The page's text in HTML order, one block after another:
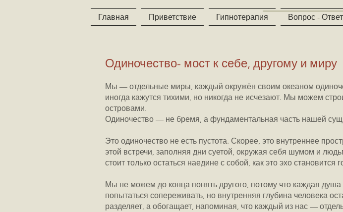
Главная Приветствие Гипнотерапия Вопрос - Ответ
Одиночество- мост к себе, другому и миру
Мы — отдельные миры, каждый окружён своим океаном
иногда кажутся тихими, но никогда не исчезают. Мы можем
островами.
Одиночество — не бремя, а фундаментальная часть нашей
Это одиночество не есть пустота. Скорее, это внутреннее
этой встречи, заполняя дни суетой, окружая себя шумом и
стоит только остаться наедине с собой, как это эхо
Мы не можем до конца понять другого, потому что каждая
попытаться сопереживать, но внутренняя глубина человека
разделяет, а обогащает, напоминая, что каждый из нас —